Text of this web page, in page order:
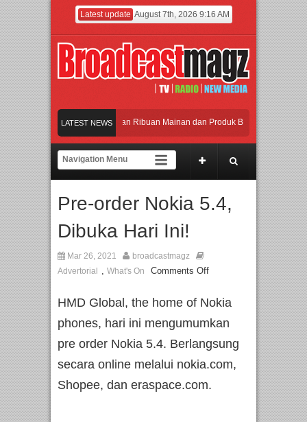
Latest update August 7th, 2026 9:16 AM
LATEST NEWS
Meramaikan Jakarta dengan Ribuan Mainan dan Produk Bayi dari Seluruh
Menjadi Gerbang Inovasi dan Peluang Bisnis Industri Gifts dan Housewares
Rayakan Perpaduan Warisan Dan Semangat Lokal, BIRKENSTOCK
Meramaikan Jakarta dengan Ribuan Mainan dan Produk Bayi dari Seluruh
Pre-order Nokia 5.4,
Dibuka Hari Ini!
Mar 26, 2021
broadcastmagz
Advertorial
, What's On Comments Off
HMD Global, the home of Nokia
phones, hari ini mengumumkan
pre order Nokia 5.4. Berlangsung
secara online melalui nokia.com,
Shopee, dan eraspace.com.